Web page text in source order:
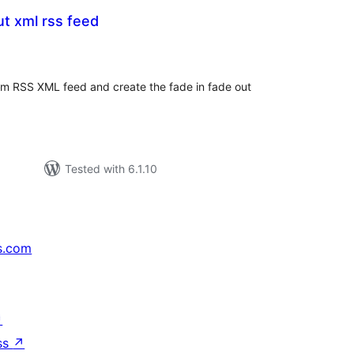
xml rss feed
RSS XML feed and create the fade in fade out
Tested with 6.1.10
↗